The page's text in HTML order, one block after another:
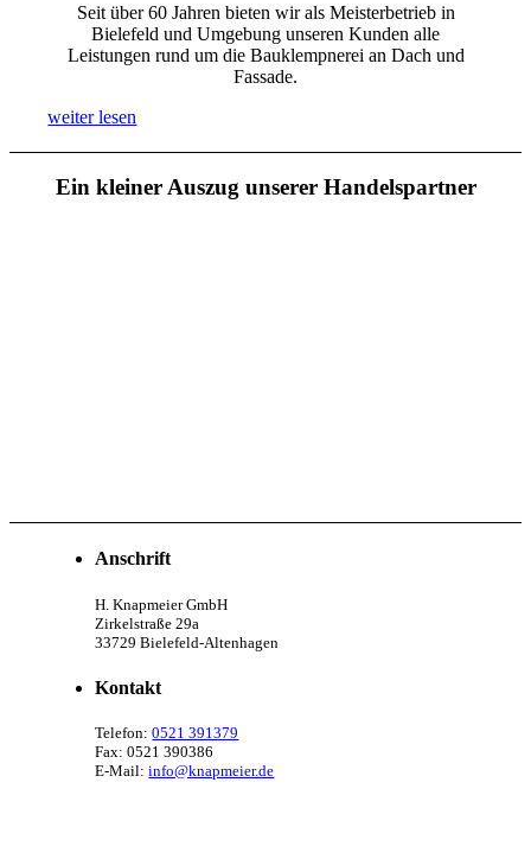
Seit über 60 Jahren bieten wir als Meisterbetrieb in
Bielefeld und Umgebung unseren Kunden alle
Leistungen rund um die Bauklempnerei an Dach und
Fassade.
weiter lesen
Ein kleiner Auszug unserer Handelspartner
Anschrift
H. Knapmeier GmbH
Zirkelstraße 29a
33729 Bielefeld-Altenhagen
Kontakt
Telefon:0521 391379
Fax: 0521 390386
E-Mail:info@knapmeier.de